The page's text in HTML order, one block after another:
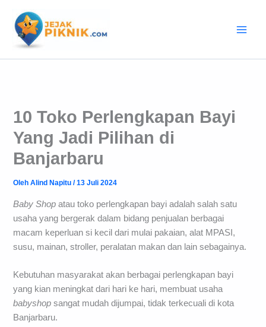
konten
10 Toko Perlengkapan Bayi
Yang Jadi Pilihan di
Banjarbaru
OlehAlind Napitu/13 Juli 2024
Baby Shop atau toko perlengkapan bayi adalah salah satu
usaha yang bergerak dalam bidang penjualan berbagai
macam keperluan si kecil dari mulai pakaian, alat MPASI,
susu, mainan, stroller, peralatan makan dan lain sebagainya.
Kebutuhan masyarakat akan berbagai perlengkapan bayi
yang kian meningkat dari hari ke hari, membuat usaha
babyshop sangat mudah dijumpai, tidak terkecuali di kota
Banjarbaru.